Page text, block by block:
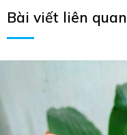
Bài viết liên quan